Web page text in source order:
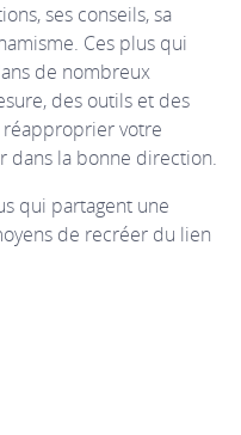
ses conseils, sa
Ces plus qui
de nombreux
des outils et des
réapproprier votre
dans la bonne direction.
qui partagent une
de recréer du lien